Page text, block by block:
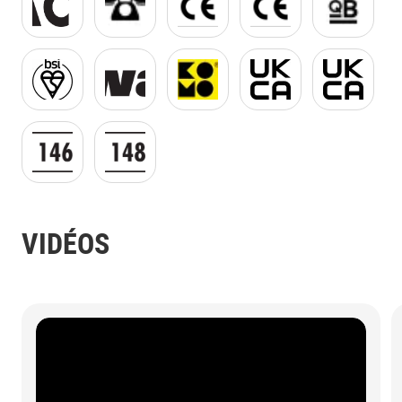
mark-of-trust-product-logo.jpg
Kiwa Logo.gifKOMO Logo JPG.jpg
UKCA jpg.jpgUKCA
EN 14680 GIF.gifEN 14814 GIF.gif
VIDÉOS